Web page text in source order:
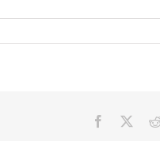
Facebook